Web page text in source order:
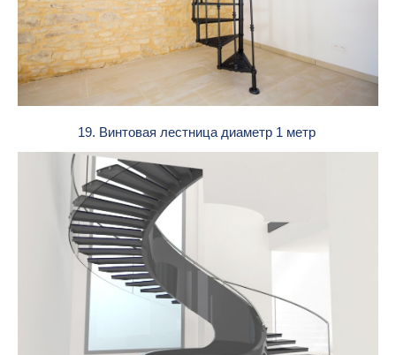
19. Винтовая лестница диаметр 1 метр